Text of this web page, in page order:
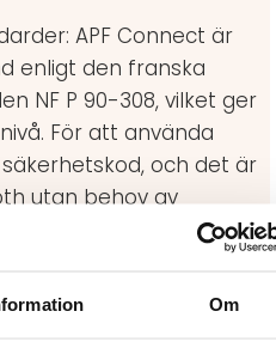
Om
APF Connect är
enligt den franska
NF P 90-308, vilket ger
För att använda
och det är
utan behov av